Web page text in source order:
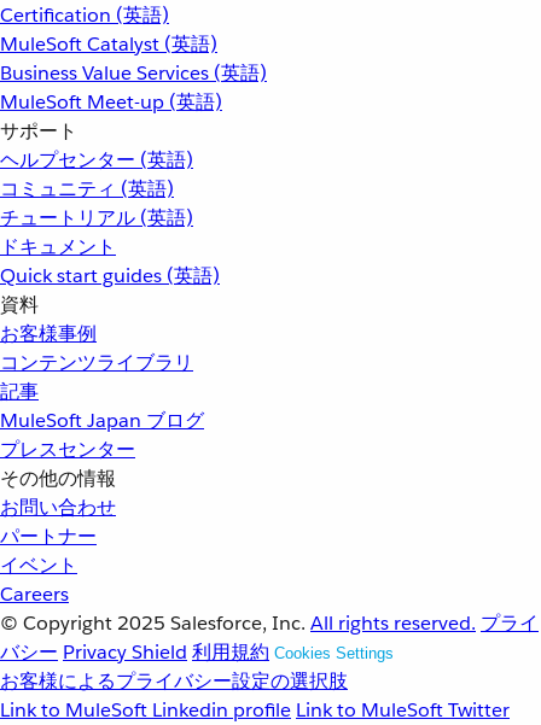
Certification (英語)
MuleSoft Catalyst (英語)
Business Value Services (英語)
MuleSoft Meet-up (英語)
サポート
ヘルプセンター (英語)
コミュニティ (英語)
チュートリアル (英語)
ドキュメント
Quick start guides (英語)
資料
お客様事例
コンテンツライブラリ
記事
MuleSoft Japan ブログ
プレスセンター
その他の情報
お問い合わせ
パートナー
イベント
Careers
© Copyright 2025 Salesforce, Inc. All rights reserved. プライ
バシー Privacy Shield 利用規約 Cookies Settings
お客様によるプライバシー設定の選択肢
Link to MuleSoft Linkedin profile Link to MuleSoft Twitter